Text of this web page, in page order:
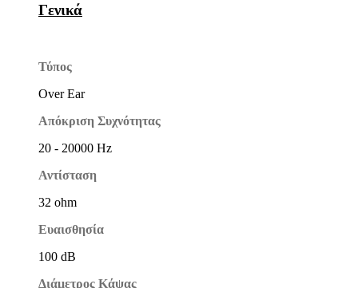
Γενικά
Τύπος
Over Ear
Απόκριση Συχνότητας
20 - 20000 Hz
Αντίσταση
32 ohm
Ευαισθησία
100 dB
Διάμετρος Κάψας